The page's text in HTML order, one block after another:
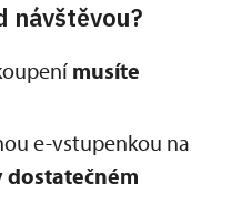
návštěvou?
musíte
e-vstupenkou na
dostatečném